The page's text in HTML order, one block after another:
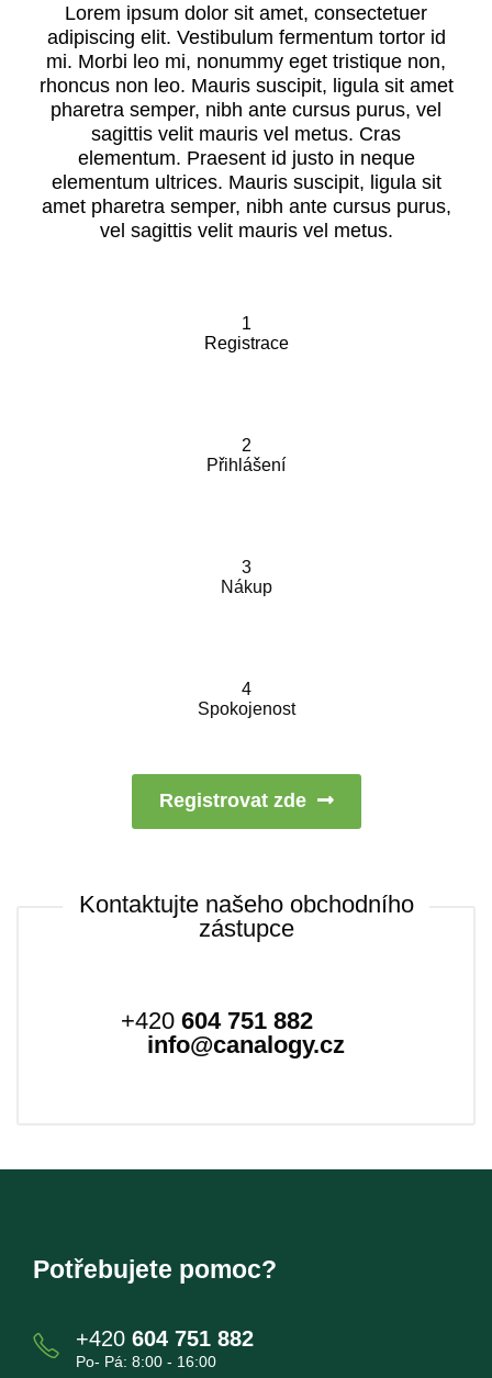
Lorem ipsum dolor sit amet, consectetuer
adipiscing elit. Vestibulum fermentum tortor id
mi. Morbi leo mi, nonummy eget tristique non,
rhoncus non leo. Mauris suscipit, ligula sit amet
pharetra semper, nibh ante cursus purus, vel
sagittis velit mauris vel metus. Cras
elementum. Praesent id justo in neque
elementum ultrices. Mauris suscipit, ligula sit
amet pharetra semper, nibh ante cursus purus,
vel sagittis velit mauris vel metus.
1
Registrace
2
Přihlášení
3
Nákup
4
Spokojenost
Registrovat zde
Kontaktujte našeho obchodního
zástupce
+420 604 751 882
info@canalogy.cz
Potřebujete pomoc?
+420 604 751 882
Po- Pá: 8:00 - 16:00